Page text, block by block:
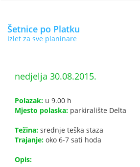
Šetnice po Platku
Izlet za sve planinare
nedjelja 30.08.2015.
Polazak: u 9.00 h
Mjesto polaska: parkiralište Delta
Težina: srednje teška staza
Trajanje: oko 6-7 sati hoda
Opis: